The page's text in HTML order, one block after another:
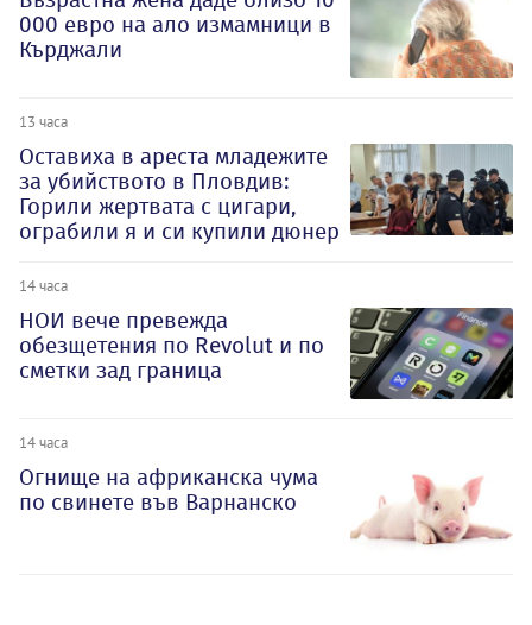
000 евро на ало измамници в
Кърджали
13 часа
Оставиха в ареста младежите
за убийството в Пловдив:
Горили жертвата с цигари,
ограбили я и си купили дюнер
14 часа
НОИ вече превежда
обезщетения по Revolut и по
сметки зад граница
14 часа
Огнище на африканска чума
по свинете във Варнанско